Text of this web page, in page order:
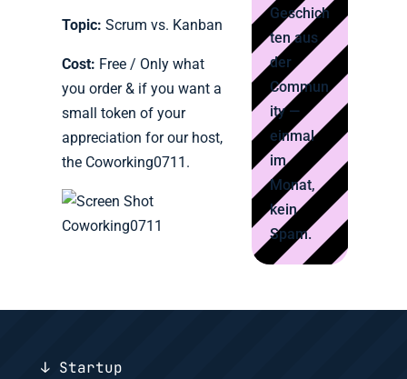
Topic: Scrum vs. Kanban
Cost: Free / Only what
you order & if you want a
small token of your
appreciation for our host,
the Coworking0711.
Geschich
ten aus
der
Commun
ity —
einmal
im
Monat,
kein
Spam.
↓ Startup